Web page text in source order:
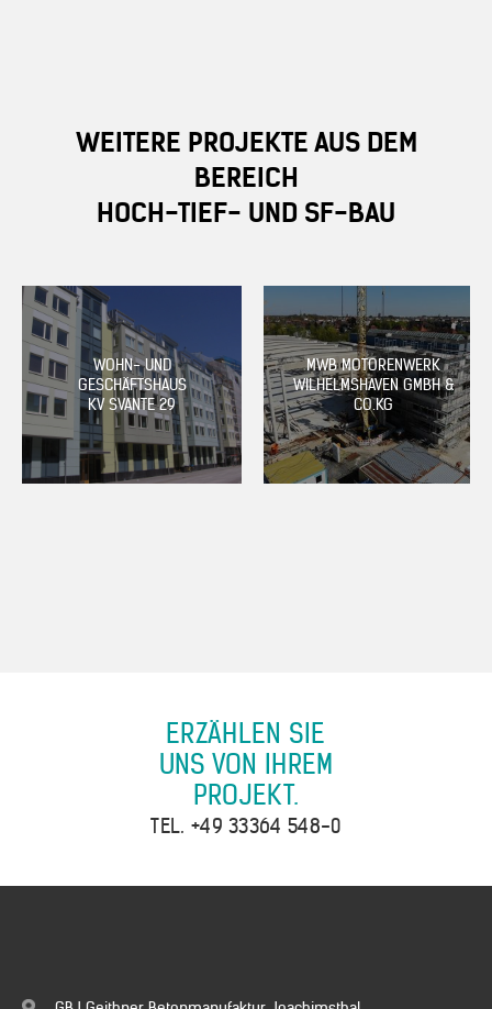
WEITERE PROJEKTE AUS DEM
BEREICH
HOCH-TIEF- UND SF-BAU
WOHN- UND
GESCHÄFTSHAUS
KV SVANTE 29
MWB MOTORENWERK
WILHELMSHAVEN GMBH &
CO.KG
ERZÄHLEN SIE
UNS VON IHREM
PROJEKT.
TEL. +49 33364 548-0